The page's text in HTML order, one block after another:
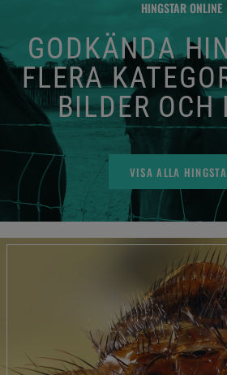
HINGSTAR ONLINE
GODKÄNDA
FLERA
BILDER OCH
VISA ALLA